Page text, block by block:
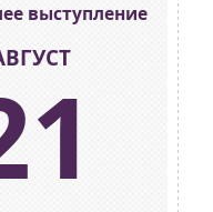
выступление